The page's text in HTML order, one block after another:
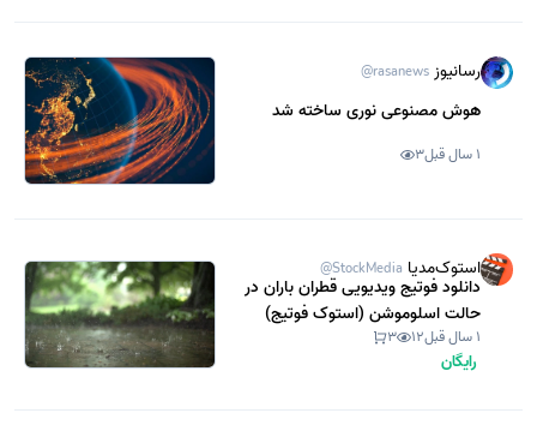
رسانیوز @rasanews
هوش مصنوعی نوری ساخته شد
1 سال قبل 3
استوک‌مدیا @StockMedia
دانلود فوتیج ویدیویی قطران باران در
حالت اسلوموشن (استوک فوتیج)
1 سال قبل 12
3
رایگان